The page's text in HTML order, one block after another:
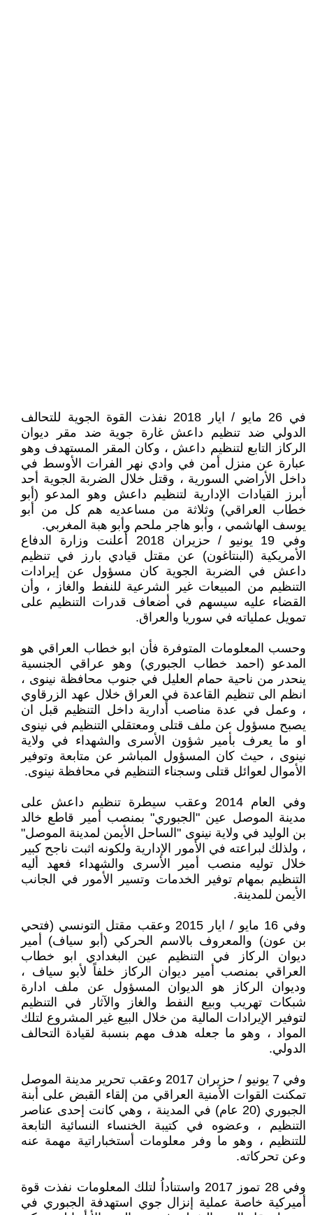
في 26 مايو / ايار 2018 نفذت القوة الجوية للتحالف
الدولي ضد تنظيم داعش غارة جوية ضد مقر ديوان
الركاز التابع لتنظيم داعش ، وكان المقر المستهدف وهو
عبارة عن منزل أمن في وادي نهر الفرات الأوسط في
داخل الأراضي السورية ، وقتل خلال الضربة الجوية أحد
أبرز القيادات الإدارية لتنظيم داعش وهو المدعو (أبو
خطاب العراقي) وثلاثة من مساعديه هم كل من أبو
يوسف الهاشمي ، وأبو هاجر ملحم وأبو هبة المغربي.
وفي 19 يونيو / حزيران 2018 أعلنت وزارة الدفاع
الأمريكية (البنتاغون) عن مقتل قيادي بارز في تنظيم
داعش في الضربة الجوية كان مسؤول عن إيرادات
التنظيم من المبيعات غير الشرعية للنفط والغاز ، وأن
القضاء عليه سيسهم في أضعاف قدرات التنظيم على
تمويل عملياته في سوريا والعراق.
وحسب المعلومات المتوفرة فأن ابو خطاب العراقي هو
المدعو (احمد خطاب الجبوري) وهو عراقي الجنسية
ينحدر من ناحية حمام العليل في جنوب محافظة نينوى ،
انظم الى تنظيم القاعدة في العراق خلال عهد الزرقاوي
، وعمل في عدة مناصب أدارية داخل التنظيم قبل ان
يصبح مسؤول عن ملف قتلى ومعتقلي التنظيم في نينوى
او ما يعرف بأمير شؤون الأسرى والشهداء في ولاية
نينوى ، حيث كان المسؤول المباشر عن متابعة وتوفير
الأموال لعوائل قتلى وسجناء التنظيم في محافظة نينوى.
وفي العام 2014 وعقب سيطرة تنظيم داعش على
مدينة الموصل عين "الجبوري" بمنصب أمير قاطع خالد
بن الوليد في ولاية نينوى "الساحل الأيمن لمدينة الموصل"
، ولذلك لبراعته في الأمور الإدارية ولكونه اثبت ناجح كبير
خلال توليه منصب أمير الأسرى والشهداء فعهد أليه
التنظيم بمهام توفير الخدمات وتسير الأمور في الجانب
الأيمن للمدينة.
وفي 16 مايو / ايار 2015 وعقب مقتل التونسي (فتحي
بن عون) والمعروف بالاسم الحركي (أبو سياف) أمير
ديوان الركاز في التنظيم عين البغدادي ابو خطاب
العراقي بمنصب أمير ديوان الركاز خلفاً لأبو سياف ،
وديوان الركاز هو الديوان المسؤول عن ملف ادارة
شبكات تهريب وبيع النفط والغاز والآثار في التنظيم
لتوفير الإيرادات المالية من خلال البيع غير المشروع لتلك
المواد ، وهو ما جعله هدف مهم بنسبة لقيادة التحالف
الدولي.
وفي 7 يونيو / حزيران 2017 وعقب تحرير مدينة الموصل
تمكنت القوات الأمنية العراقي من إلقاء القبض على أبنة
الجبوري (20 عام) في المدينة ، وهي كانت إحدى عناصر
التنظيم ، وعضوه في كتيبة الخنساء النسائية التابعة
للتنظيم ، وهو ما وفر معلومات أستخباراتية مهمة عنه
وعن تحركاته.
وفي 28 تموز 2017 واستناداُ لتلك المعلومات نفذت قوة
أميركية خاصة عملية إنزال جوي استهدفة الجبوري في